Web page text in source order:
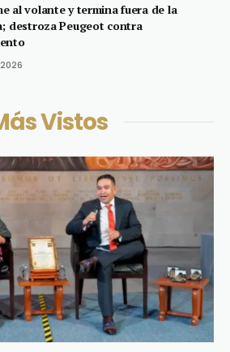
al volante y termina fuera de la
destroza Peugeot contra
Vistos